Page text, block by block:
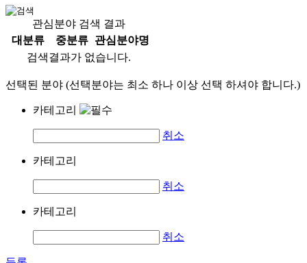
관심분야 검색 결과
대분류
중분류
관심분야명
검색결과가 없습니다.
선택된 분야 (선택분야는 최소 하나 이상 선택 하셔야 합니다.)
카테고리
취소
카테고리
취소
카테고리
취소